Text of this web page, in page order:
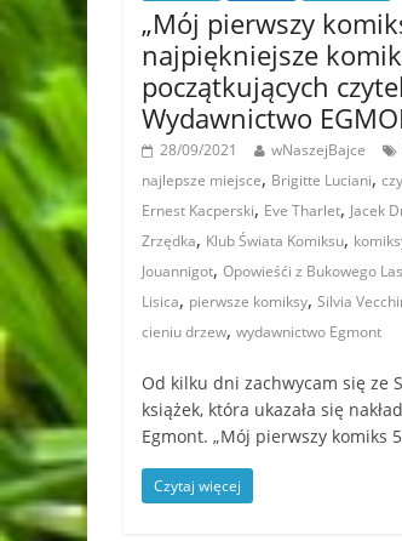
„Mój pierwszy
najpiękniejsze
początkujących
Wydawnictwo
28/09/2021 wNaszejBajce
najlepsze miejsce, Brigitte Luciani,
Ernest Kacperski, Eve Tharlet, Jacek
Zrzędka, Klub Świata Komiksu,
Jouannigot, Opowieśći z Bukowego
Lisica, pierwsze komiksy, Silvia
cieniu drzew, wydawnictwo Egmont
Od kilku dni zachwycam się ze
książek, która ukazała się
Egmont. „Mój pierwszy komiks
Czytaj więcej